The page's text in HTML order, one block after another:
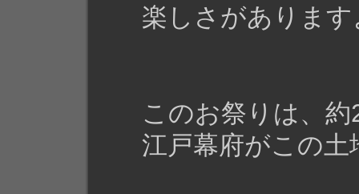
楽しさがあります
このお祭りは、約
江戸幕府がこの土